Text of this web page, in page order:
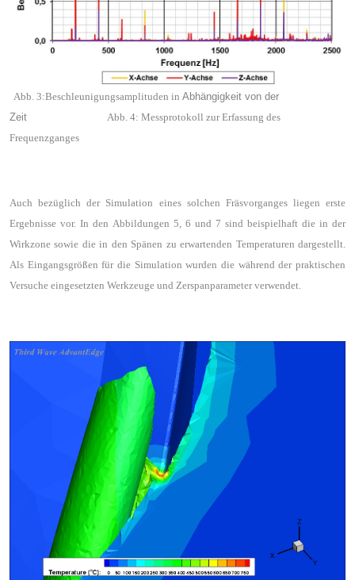
Abb. 3:Beschleunigungsamplituden in Abhängigkeit von der
Zeit Abb. 4: Messprotokoll zur Erfassung des
Frequenzganges
Auch bezüglich der Simulation eines solchen Fräsvorganges liegen erste
Ergebnisse vor. In den Abbildungen 5, 6 und 7 sind beispielhaft die in der
Wirkzone sowie die in den Spänen zu erwartenden Temperaturen dargestellt.
Als Eingangsgrößen für die Simulation wurden die während der praktischen
Versuche eingesetzten Werkzeuge und Zerspanparameter verwendet.